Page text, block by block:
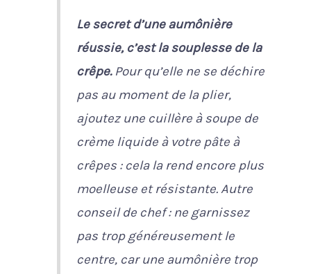
Le secret d’une aumônière
réussie, c’est la souplesse de la
crêpe.Pour qu’elle ne se déchire
pas au moment de la plier,
ajoutez une cuillère à soupe de
crème liquide à votre pâte à
crêpes : cela la rend encore plus
moelleuse et résistante. Autre
conseil de chef : ne garnissez
pas trop généreusement le
centre, car une aumônière trop